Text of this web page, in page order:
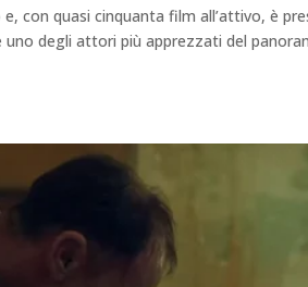
con quasi cinquanta film all’attivo, è
degli attori più apprezzati del